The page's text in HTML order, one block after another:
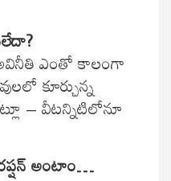
ఎంతో కాలంగా
కూర్చున్న
– వీటన్నిటిలోనూ
అంటాం…